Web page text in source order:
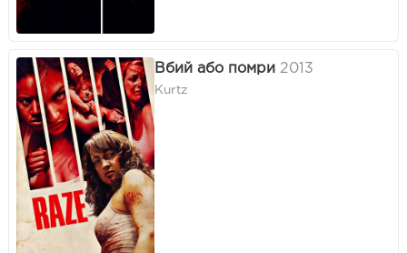
Вбий або помри 2013
Kurtz